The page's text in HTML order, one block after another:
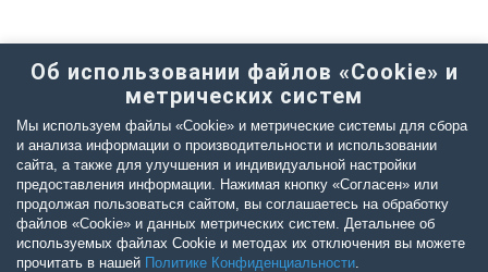
Об использовании файлов «Cookie» и
метрических систем
Мы используем файлы «Cookie» и метрические системы для сбора
и анализа информации о производительности и использовании
сайта, а также для улучшения и индивидуальной настройки
предоставления информации. Нажимая кнопку «Согласен» или
продолжая пользоваться сайтом, вы соглашаетесь на обработку
файлов «Cookie» и данных метрических систем. Детальнее об
используемых файлах Cookie и методах их отключения вы можете
прочитать в нашей Политике Конфиденциальности.